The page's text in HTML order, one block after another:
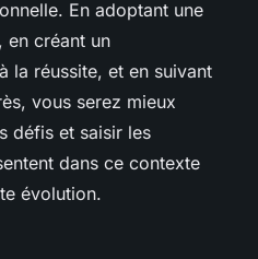
En adoptant une
en créant un
la réussite, et en suivant
vous serez mieux
défis et saisir les
dans ce contexte
évolution.